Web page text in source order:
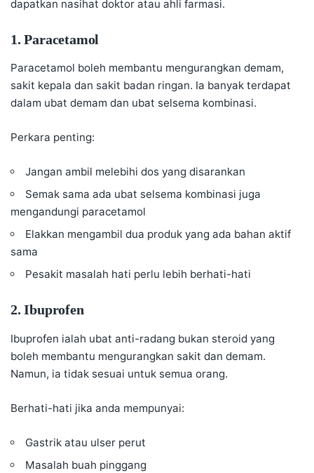
dapatkan nasihat doktor atau ahli farmasi.
1. Paracetamol
Paracetamol boleh membantu mengurangkan demam,
sakit kepala dan sakit badan ringan. Ia banyak terdapat
dalam ubat demam dan ubat selsema kombinasi.
Perkara penting:
Jangan ambil melebihi dos yang disarankan
Semak sama ada ubat selsema kombinasi juga
mengandungi paracetamol
Elakkan mengambil dua produk yang ada bahan aktif
sama
Pesakit masalah hati perlu lebih berhati-hati
2. Ibuprofen
Ibuprofen ialah ubat anti-radang bukan steroid yang
boleh membantu mengurangkan sakit dan demam.
Namun, ia tidak sesuai untuk semua orang.
Berhati-hati jika anda mempunyai:
Gastrik atau ulser perut
Masalah buah pinggang